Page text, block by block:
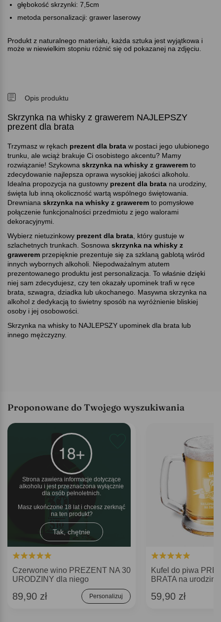
głębokość skrzynki: 7,5cm
metoda personalizacji: grawer laserowy
Produkt z naturalnego materiału, każda sztuka jest wyjątkowa i
może w niewielkim stopniu różnić się od pokazanej na zdjęciu.
Opis produktu
Skrzynka na whisky z grawerem NAJLEPSZY
prezent dla brata
Trzymasz w rękach prezent dla brata w postaci jego ulubionego
trunku, ale wciąż brakuje Ci osobistego akcentu? Mamy
rozwiązanie! Szykowna skrzynka na whisky z grawerem to
zdecydowanie najlepsza oprawa wysokiej jakości alkoholu.
Idealna propozycja na gustowny prezent dla brata na urodziny,
święta lub inną okoliczność wartą wspólnego świętowania.
Drewniana skrzynka na whisky z grawerem to pomysłowe
połączenie funkcjonalności przedmiotu z jego walorami
dekoracyjnymi.
Wybierz nietuzinkowy prezent dla brata, który gustuje w
szlachetnych trunkach. Sosnowa skrzynka na whisky z
grawerem przepięknie prezentuje się za szklaną gablotą wśród
innych wybornych alkoholi. Niepodważalnym atutem
prezentowanego produktu jest personalizacja. To właśnie dzięki
niej sam zdecydujesz, czy ten okazały upominek trafi w ręce
brata, szwagra, dziadka lub ukochanego. Masywna skrzynka na
alkohol z dedykacją to świetny sposób na wyróżnienie bliskiej
osoby i jej osobowości.
Skrzynka na whisky to NAJLEPSZY upominek dla brata lub
innego mężczyzny.
Proponowane do Twojego wyszukiwania
Strona zawiera informacje dotyczące
alkoholu i jest przeznaczona wyłącznie
dla osób pełnoletnich.
Masz ukończone 18 lat i chcesz zerknąć
na ten produkt
Tak, chętnie
Czerwone wino PREZENT NA 30
URODZINY dla niego
89,90 zł Personalizuj
Kufel do piwa
BRATA na urodziny
59,90 zł